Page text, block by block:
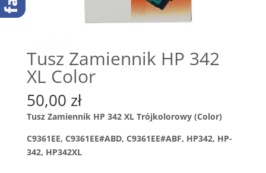
Tusz Zamiennik HP 342
XL Color
50,00 zł
Tusz Zamiennik HP 342 XL Trójkolorowy (Color)
C9361EE, C9361EE#ABD, C9361EE#ABF, HP342, HP-
342, HP342XL